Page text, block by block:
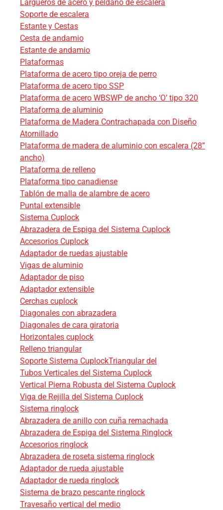
Largueros de acero y peldaño de escalera
Soporte de escalera
Estante y Cestas
Cesta de andamio
Estante de andamio
Plataformas
Plataforma de acero tipo oreja de perro
Plataforma de acero tipo SSP
Plataforma de acero WBSWP de ancho ‘O’ tipo 320
Plataforma de aluminio
Plataforma de Madera Contrachapada con Diseño
Atornillado
Plataforma de madera de aluminio con escalera (28”
ancho)
Plataforma de relleno
Plataforma tipo canadiense
Tablón de malla de alambre de acero
Puntal extensible
Sistema Cuplock
Abrazadera de Espiga del Sistema Cuplock
Accesorios Cuplock
Adaptador de ruedas ajustable
Vigas de aluminio
Adaptador de piso
Adaptador extensible
Cerchas cuplock
Diagonales con abrazadera
Diagonales de cara giratoria
Horizontales cuplock
Relleno triangular
Soporte Sistema CuplockTriangular del
Tubos Verticales del Sistema Cuplock
Vertical Pierna Robusta del Sistema Cuplock
Viga de Rejilla del Sistema Cuplock
Sistema ringlock
Abrazadera de anillo con cuña remachada
Abrazadera de Espiga del Sistema Ringlock
Accesorios ringlock
Abrazadera de roseta sistema ringlock
Adaptador de rueda ajustable
Adaptador de rueda ringlock
Sistema de brazo pescante ringlock
Travesaño vertical del medio